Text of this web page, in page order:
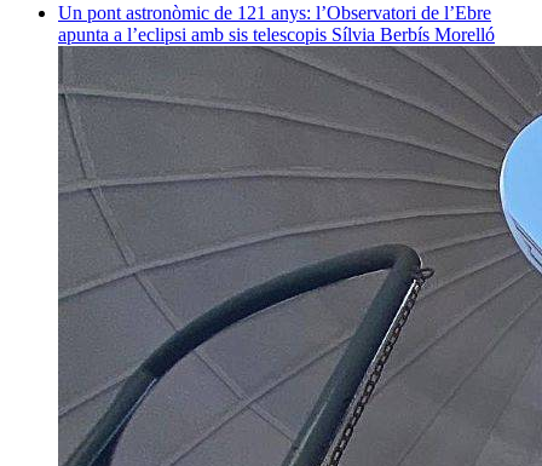
Un pont astronòmic de 121 anys: l’Observatori de l’Ebre
apunta a l’eclipsi amb sis telescopis Sílvia Berbís Morelló